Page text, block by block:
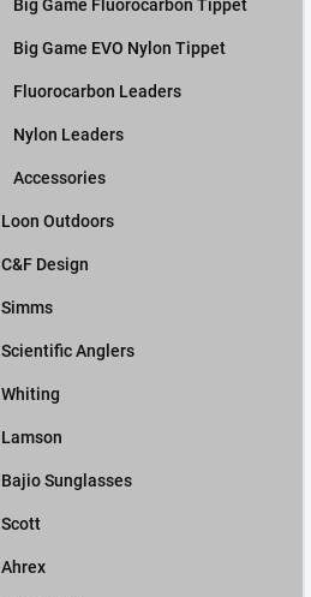
Big Game Fluorocarbon Tippet
Big Game EVO Nylon Tippet
Fluorocarbon Leaders
Nylon Leaders
Accessories
Loon Outdoors
C&F Design
Simms
Scientific Anglers
Whiting
Lamson
Bajio Sunglasses
Scott
Ahrex